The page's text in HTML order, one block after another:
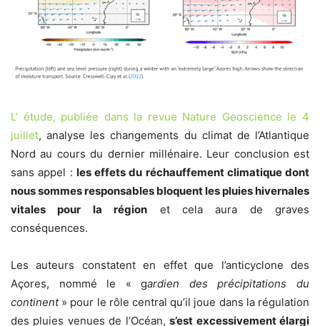
L’ étude, publiée dans la revue Nature Geoscience le 4
juillet, analyse les changements du climat de l’Atlantique
Nord au cours du dernier millénaire. Leur conclusion est
sans appel : les effets du réchauffement climatique dont
nous sommes responsables bloquent les pluies hivernales
vitales pour la région et cela aura de graves
conséquences.
Les auteurs constatent en effet que l’anticyclone des
Açores, nommé le « gardien des précipitations du
continent» pour le rôle central qu’il joue dans la régulation
des pluies venues de l’Océan,s’est excessivement élargi